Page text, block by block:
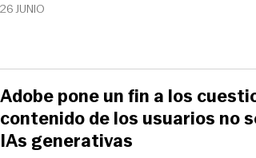
26 JUNIO
Adobe pone un fin a los
contenido de los usuarios no
IAs generativas